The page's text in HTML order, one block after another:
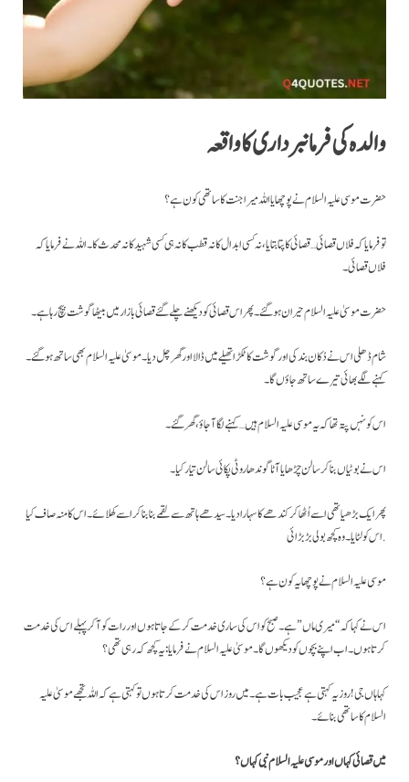
والدہ کی فرمانبرداری کا واقعہ
حضرت موسی علیہ السلام نے پو چھایا اللہ میرا جنت کا ساتھی کون ہے؟
تو فرمایا کہ فلاں قصائی… قصائی کا پتا بتایا ، نہ کسی ابدال کا نہ قطب کا نہ ہی کسی شہید کا نہ محدث کا۔ اللہ نے فرمایا کہ
فلاں قصائی۔
حضرت موسیٰ علیہ السلام حیران ہو گئے۔ پھر اس قصائی کو دیکھنے چلے گئے قصائی بازار میں بیٹھا گوشت بیچ رہا ہے۔
شام ڈھلی اس نے دُکان بند کی اور گوشت کا ٹکڑا تھیلے میں ڈالا اور گھر چل دیا۔ موسیٰ علیہ السلام بھی ساتھ ہو گئے۔
کہنے لگے بھائی تیرے ساتھ جاؤں گا ۔
اس کو نہں پتہ تھا کہ یہ موسی علیہ السلام ہیں… کہنے لگا آجاؤ، گھر گئے۔
اس نے بوٹیاں بنا کر سالن چڑھایا آٹا گوندھا روٹی پکائی سالن تیار کیا۔
پھر ایک بڑھیا تھی اسے اُٹھا کر کندھے کا سہارا دیا۔ سیدھے ہاتھ سے لقمے بنا بنا کر اسے کھلائے۔ اس کا منہ صاف کیا
اس کو لٹایا۔ وہ کچھ بولی بڑ بڑائی.
موسی علیہ السلام نے پوچھا یہ کون ہے؟
اس نے کہا کہ “میری ماں” ہے۔ صبح کو اس کی ساری خدمت کر کے جاتا ہوں اور رات کو آ کر پہلے اس کی خدمت
کرتا ہوں ۔ اب اپنے بچوں کو دیکھوں گا۔ موسیٰ علیہ السلام نے فرمایا: یہ کچھ کہ رہی تھی؟
کہا ہاں جی ! روز یہ کہتی ہے عجیب بات ہے۔ میں روز اس کی خدمت کرتا ہوں تو کہتی ہے کہ اللہ تجھے موسیٰ علیہ
السلام کا ساتھی بنائے۔
میں قصائی کہاں اور موسی علیہ السلام نبی کہاں؟